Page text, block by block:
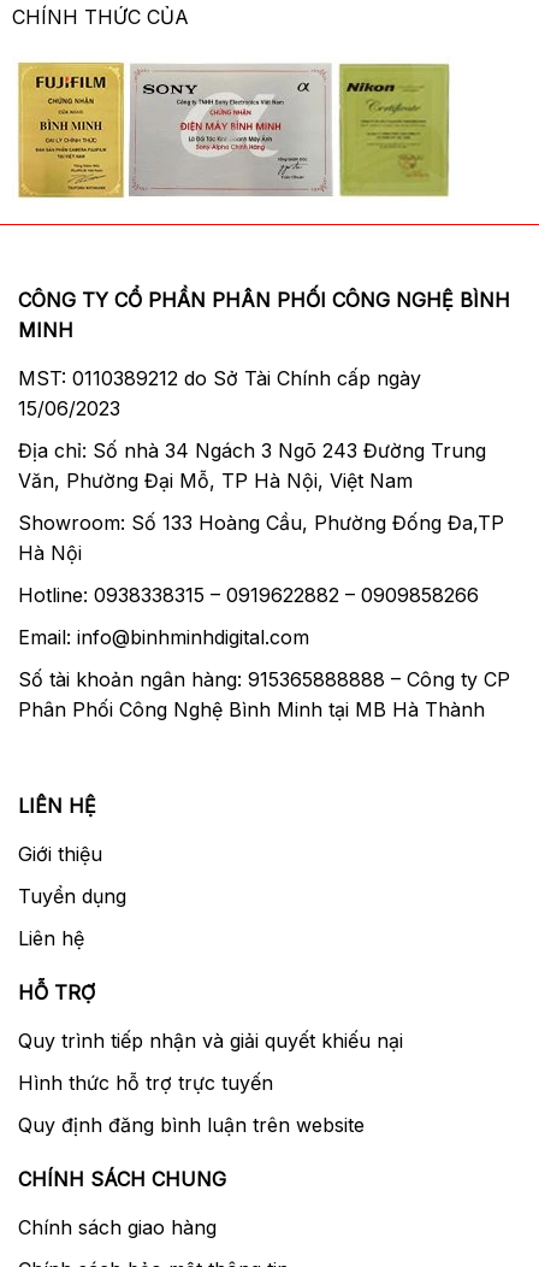
CHÍNH THỨC CỦA
CÔNG TY CỔ PHẦN PHÂN PHỐI CÔNG NGHỆ BÌNH
MINH
MST: 0110389212 do Sở Tài Chính cấp ngày
15/06/2023
Địa chỉ: Số nhà 34 Ngách 3 Ngõ 243 Đường Trung
Văn, Phường Đại Mỗ, TP Hà Nội, Việt Nam
Showroom: Số 133 Hoàng Cầu, Phường Đống Đa,TP
Hà Nội
Hotline: 0938338315 – 0919622882 – 0909858266
Email: info@binhminhdigital.com
Số tài khoản ngân hàng: 915365888888 – Công ty CP
Phân Phối Công Nghệ Bình Minh tại MB Hà Thành
LIÊN HỆ
Giới thiệu
Tuyển dụng
Liên hệ
HỖ TRỢ
Quy trình tiếp nhận và giải quyết khiếu nại
Hình thức hỗ trợ trực tuyến
Quy định đăng bình luận trên website
CHÍNH SÁCH CHUNG
Chính sách giao hàng